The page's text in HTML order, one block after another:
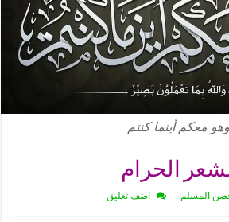
وهو معكم أينما كنتم
الحرام
المسلم
اضف تعليق